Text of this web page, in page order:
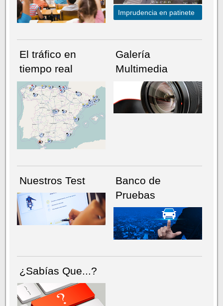
NÚMERO ACTUALHEMEROTECA
Imprudencia en patinete
El tráfico en
tiempo real
Galería
Multimedia
Nuestros Test
Banco de
Pruebas
¿Sabías Que...?